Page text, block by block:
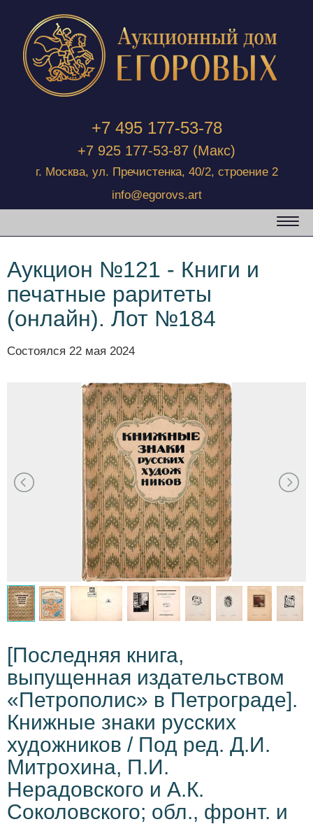
+7 495 177-53-78
+7 925 177-53-87 (Макс)
г. Москва, ул. Пречистенка, 40/2, строение 2
info@egorovs.art
Аукцион №121 - Книги и
печатные раритеты
(онлайн). Лот №184
Состоялся 22 мая 2024
[Последняя книга,
выпущенная издательством
«Петрополис» в Петрограде].
Книжные знаки русских
художников / Под ред. Д.И.
Митрохина, П.И.
Нерадовского и А.К.
Соколовского; обл., фронт. и